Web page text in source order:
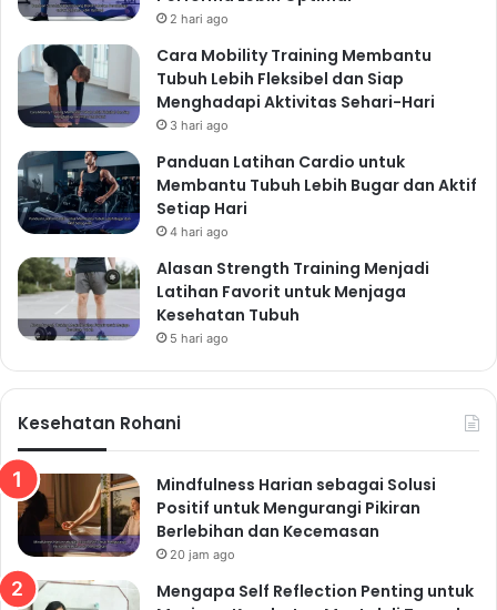
2 hari ago
Cara Mobility Training Membantu
Tubuh Lebih Fleksibel dan Siap
Menghadapi Aktivitas Sehari-Hari
3 hari ago
Panduan Latihan Cardio untuk
Membantu Tubuh Lebih Bugar dan Aktif
Setiap Hari
4 hari ago
Alasan Strength Training Menjadi
Latihan Favorit untuk Menjaga
Kesehatan Tubuh
5 hari ago
Kesehatan Rohani
Mindfulness Harian sebagai Solusi
Positif untuk Mengurangi Pikiran
Berlebihan dan Kecemasan
20 jam ago
Mengapa Self Reflection Penting untuk